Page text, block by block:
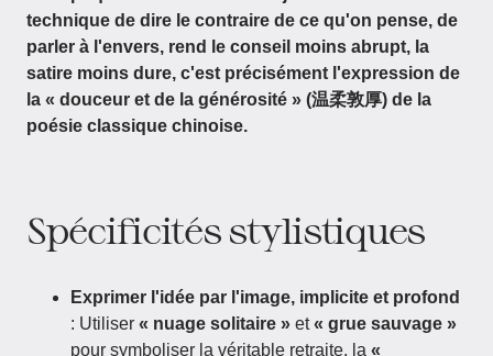
technique de dire le contraire de ce qu'on pense, de
parler à l'envers, rend le conseil moins abrupt, la
satire moins dure, c'est précisément l'expression de
la « douceur et de la générosité » (温柔敦厚) de la
poésie classique chinoise.
Spécificités stylistiques
Exprimer l'idée par l'image, implicite et profond
: Utiliser « nuage solitaire » et« grue sauvage »
pour symboliser la véritable retraite, la «